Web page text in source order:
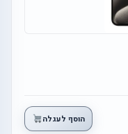
הוסף לעגלה